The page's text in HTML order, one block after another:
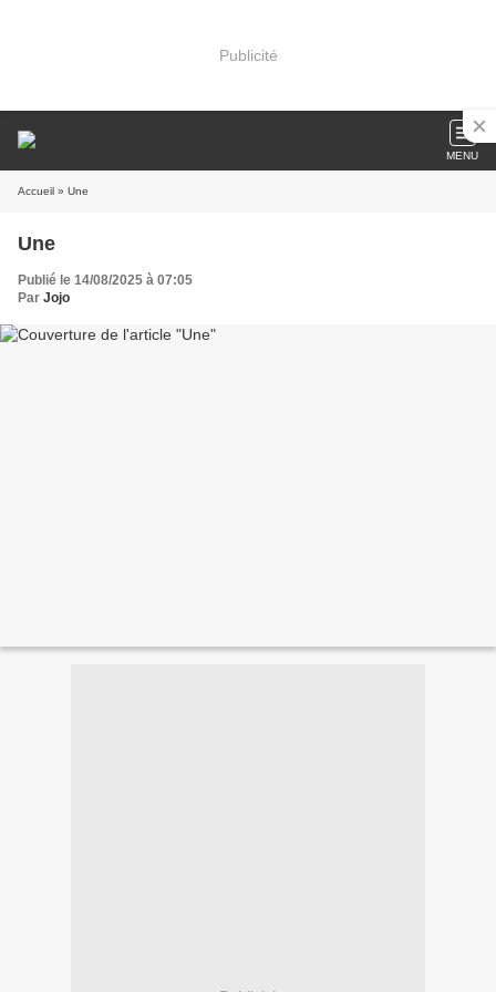
Publicité
MENU
Accueil » Une
Une
Publié le 14/08/2025 à 07:05
Par Jojo